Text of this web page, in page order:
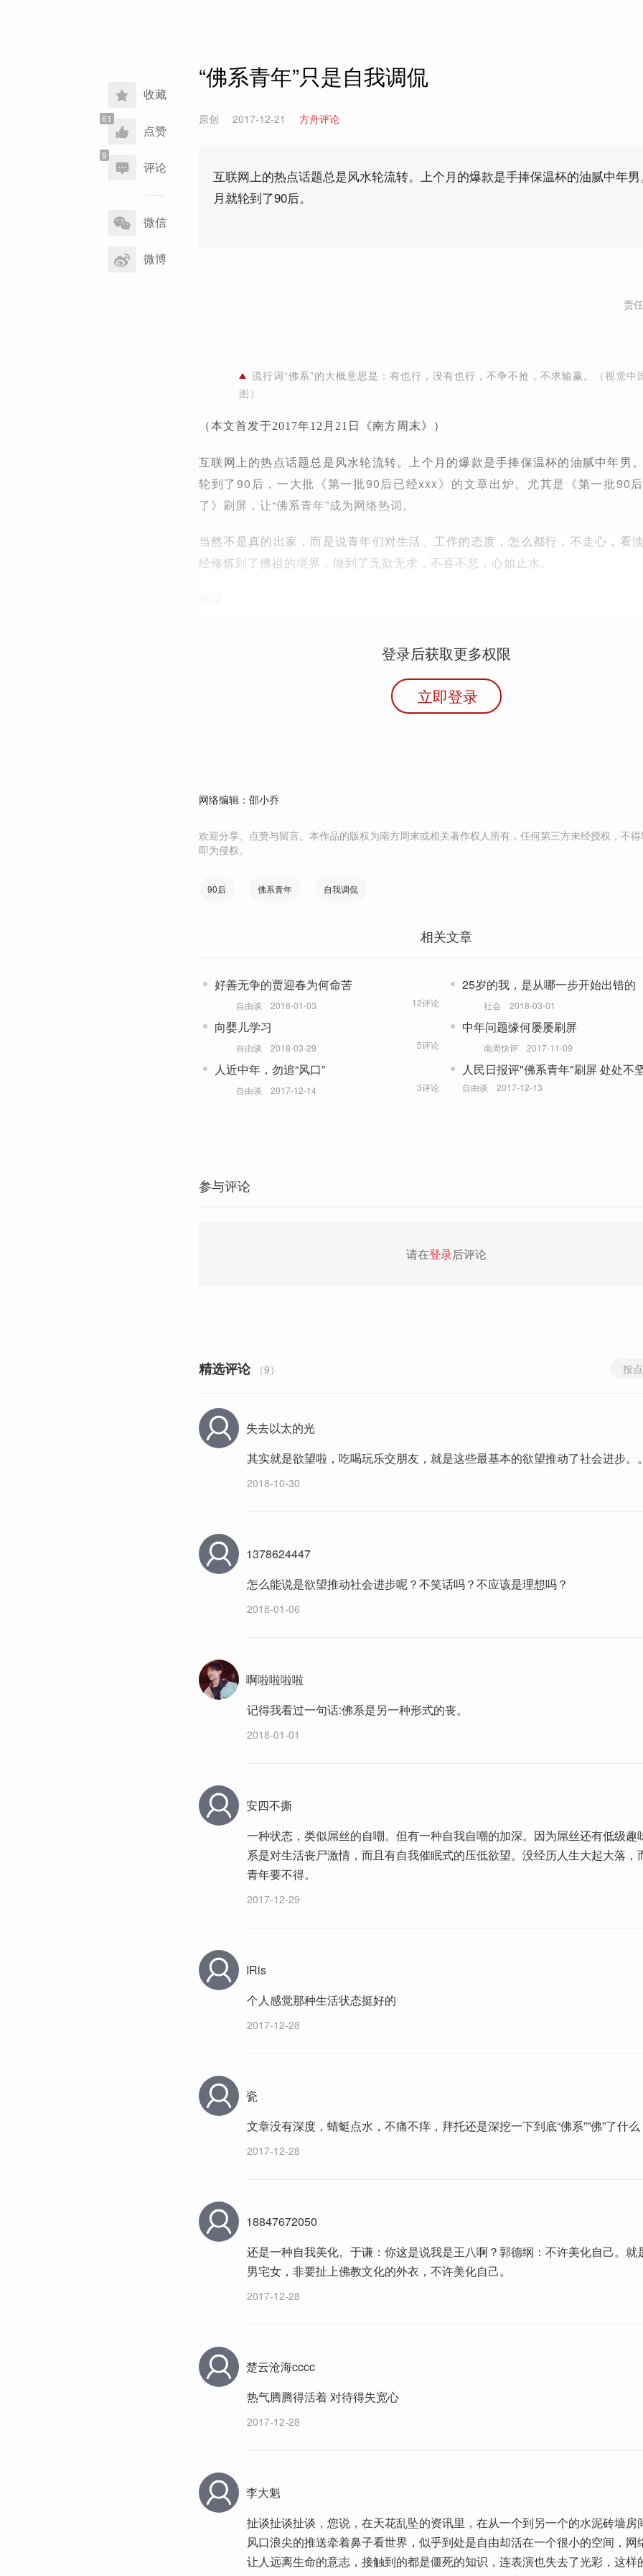
收藏
点赞
评论
享
到
微信
微博
“佛系青年”只是自我调侃
原创 2017-12-21 方舟评论
互联网上的热点话题总是风水轮流转。上个月的爆款是手捧保温杯的油腻中年
月就轮到了90后。
责
流行词“佛系”的大概意思是：有也行，没有也行，不争不抢，不求输赢。
（视觉中
图）
（本文首发于2017年12月21日《南方周末》）
互联网上的热点话题总是风水轮流转。上个月的爆款是手捧保温杯的油腻中年男
轮到了90后，一大批《第一批90后已经xxx》的文章出炉。尤其是《第一批90
了》刷屏，让“佛系青年”成为网络热词。
当然不是真的出家，而是说青年们对生活、工作的态度，怎么都行，不走心，看
经修炼到了佛祖的境界，做到了无欲无求，不喜不悲，心如止水。
登录后获取更多权限
立即登录
网络编辑：邵小乔
欢迎分享、点赞与留言。本作品的版权为南方周末或相关著作权人所有，任何第三方未经授权，不
即为侵权。
90后 佛系青年 自我调侃
相关文章
好善无争的贾迎春为何命苦
自由谈 2018-01-03 12评论
25岁的我，是从哪一步开始出错的
社会 2018-03-01
向婴儿学习
自由谈 2018-03-29 5评论
中年问题缘何屡屡刷屏
南周快评 2017-11-09
人近中年，勿追“风口”
自由谈 2017-12-14 3评论
人民日报评"佛系青年"刷屏 处处不
迷失自我
自由谈 2017-12-13
参与评论
请在登录后评论
精选评论 （9） 按
失去以太的光
其实就是欲望啦，吃喝玩乐交朋友，就是这些最基本的欲望推动了社会进步。
2018-10-30
1378624447
怎么能说是欲望推动社会进步呢？不笑话吗？不应该是理想吗？
2018-01-06
啊啦啦啦啦
记得我看过一句话:佛系是另一种形式的丧。
2018-01-01
安四不撕
一种状态，类似屌丝的自嘲。但有一种自我自嘲的加深。因为屌丝还有低级趣
系是对生活丧尸激情，而且有自我催眠式的压低欲望。没经历人生大起大落，
青年要不得。
2017-12-29
IRis
个人感觉那种生活状态挺好的
2017-12-28
瓷
文章没有深度，蜻蜓点水，不痛不痒，拜托还是深挖一下到底“佛系””佛”了什么
2017-12-28
18847672050
还是一种自我美化。于谦：你这是说我是王八啊？郭德纲：不许美化自己。就
男宅女，非要扯上佛教文化的外衣，不许美化自己。
2017-12-28
楚云沧海cccc
热气腾腾得活着 对待得失宽心
2017-12-28
李大魁
扯谈扯谈扯谈，您说，在天花乱坠的资讯里，在从一个到另一个的水泥砖墙房
风口浪尖的推送牵着鼻子看世界，似乎到处是自由却活在一个很小的空间，网
让人远离生命的意志，接触到的都是僵死的知识，连表演也失去了光彩，这样